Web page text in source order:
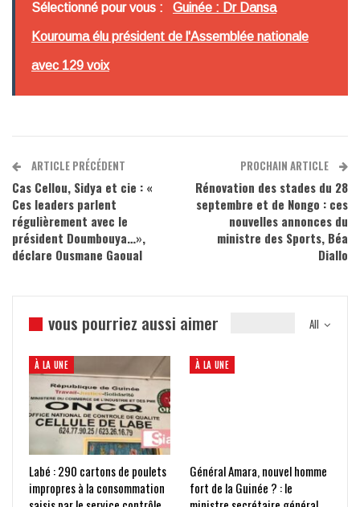
Sélectionné pour vous : Guinée : Dr Dansa
Kourouma élu président de l'Assemblée nationale
avec 129 voix
ARTICLE PRÉCÉDENT
Cas Cellou, Sidya et cie : «
Ces leaders parlent
régulièrement avec le
président Doumbouya…»,
déclare Ousmane Gaoual
PROCHAIN ARTICLE
Rénovation des stades du 28
septembre et de Nongo : ces
nouvelles annonces du
ministre des Sports, Béa
Diallo
All
vous pourriez aussi aimer
À LA UNE
Labé : 290 cartons de poulets
impropres à la consommation
À LA UNE
Général Amara, nouvel homme
fort de la Guinée ? : le